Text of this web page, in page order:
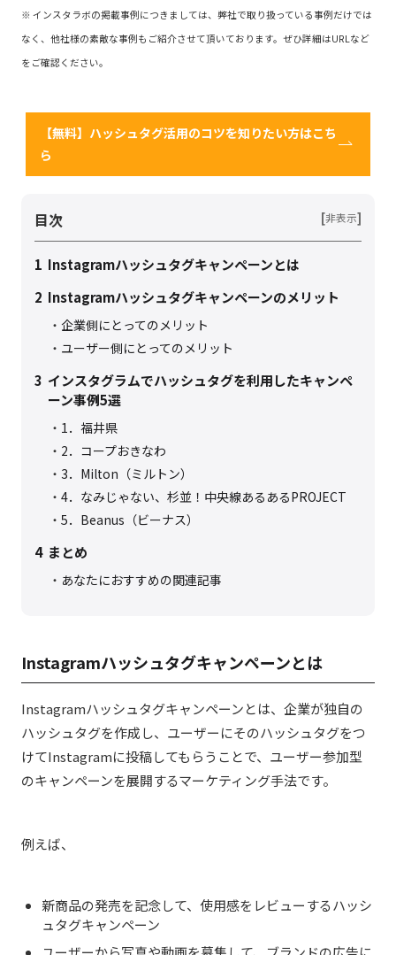
※ インスタラボの掲載事例につきましては、弊社で取り扱っている事例だけでは
なく、他社様の素敵な事例もご紹介させて頂いております。ぜひ詳細はURLなど
をご確認ください。
【無料】ハッシュタグ活用のコツを知りたい方はこち
ら
目次 [非表示]
1 Instagramハッシュタグキャンペーンとは
2 Instagramハッシュタグキャンペーンのメリット
企業側にとってのメリット
ユーザー側にとってのメリット
3 インスタグラムでハッシュタグを利用したキャンペ
ーン事例5選
1．福井県
2．コープおきなわ
3．Milton（ミルトン）
4．なみじゃない、杉並！中央線あるあるPROJECT
5．Beanus（ビーナス）
4 まとめ
あなたにおすすめの関連記事
Instagramハッシュタグキャンペーンとは
Instagramハッシュタグキャンペーンとは、企業が独自の
ハッシュタグを作成し、ユーザーにそのハッシュタグをつ
けてInstagramに投稿してもらうことで、ユーザー参加型
のキャンペーンを展開するマーケティング手法です。
例えば、
新商品の発売を記念して、使用感をレビューするハッシ
ュタグキャンペーン